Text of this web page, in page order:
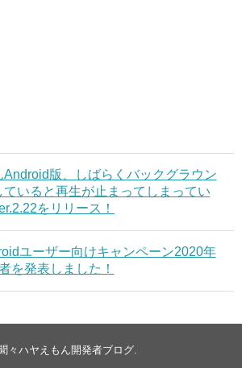
Android版、しばらくバックグラウン
ていると再生が止まってしまってい
をリリース！
ユーザー向けキャンペーン2020年
を発表しました！
々ハヤえもん開発者ブログ.